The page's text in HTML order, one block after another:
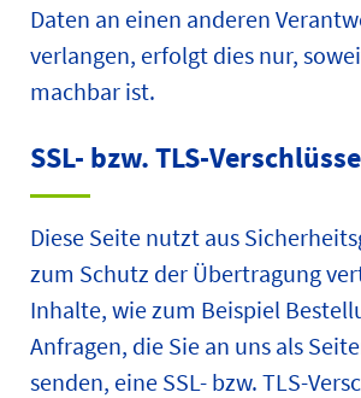
Daten an einen anderen
verlangen, erfolgt dies nur,
machbar ist.
SSL- bzw. TLS-
Diese Seite nutzt aus
zum Schutz der Übertragung
Inhalte, wie zum Beispiel
Anfragen, die Sie an uns als
senden, eine SSL- bzw. TLS-